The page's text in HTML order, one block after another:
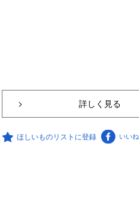
詳しく見る
ほしいものリストに登録 いいね